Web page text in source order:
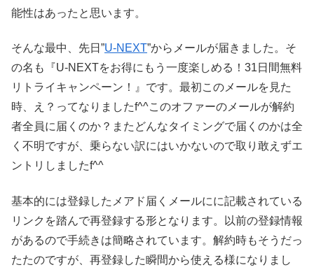
能性はあったと思います。
そんな最中、先日”U-NEXT”からメールが届きました。そ
の名も『U-NEXTをお得にもう一度楽しめる！31日間無料
リトライキャンペーン！』です。最初このメールを見た
時、え？ってなりましたf^^このオファーのメールが解約
者全員に届くのか？またどんなタイミングで届くのかは全
く不明ですが、乗らない訳にはいかないので取り敢えずエ
ントリしましたf^^
基本的には登録したメアド届くメールにに記載されている
リンクを踏んで再登録する形となります。以前の登録情報
があるので手続きは簡略されています。解約時もそうだっ
たたのですが、再登録した瞬間から使える様になりまし